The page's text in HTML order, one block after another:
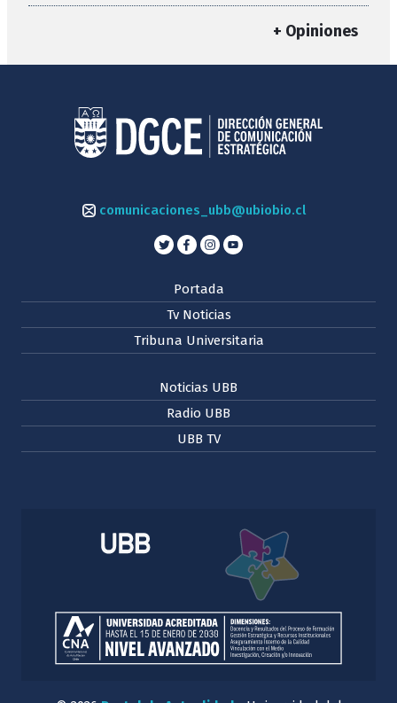
+ Opiniones
comunicaciones_ubb@ubiobio.cl
Portada
Tv Noticias
Tribuna Universitaria
Noticias UBB
Radio UBB
UBB TV